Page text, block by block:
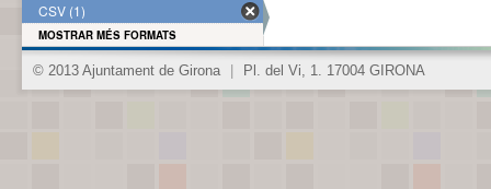
CSV (1)
MOSTRAR MÉS FORMATS
© 2013 Ajuntament de Girona Pl. del Vi, 1. 17004 GIRONA